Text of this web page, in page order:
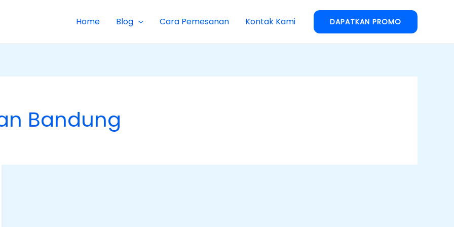
Home Blog Cara Pemesanan Kontak Kami DAPATKAN PROMO
Bandung